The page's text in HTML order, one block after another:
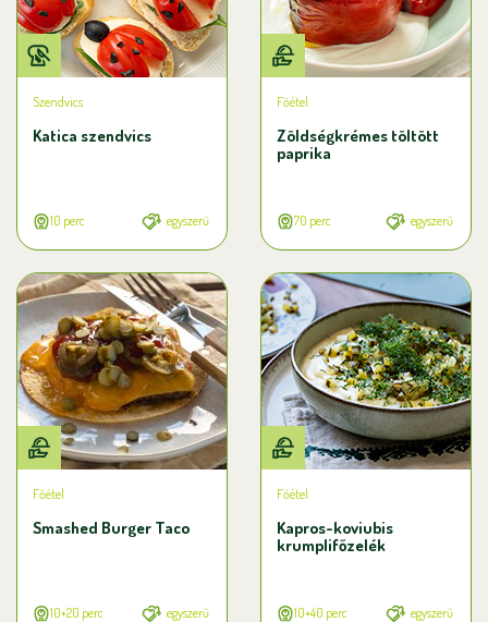
Szendvics
Katica szendvics
10 perc egyszerű
Főétel
Zöldségkrémes töltött
paprika
70 perc egyszerű
Főétel
Smashed Burger Taco
10+20 perc egyszerű
Főétel
Kapros-koviubis
krumplifőzelék
10+40 perc egyszerű